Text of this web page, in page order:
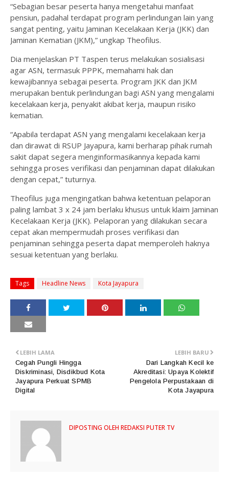
“Sebagian besar peserta hanya mengetahui manfaat
pensiun, padahal terdapat program perlindungan lain yang
sangat penting, yaitu Jaminan Kecelakaan Kerja (JKK) dan
Jaminan Kematian (JKM),” ungkap Theofilus.
Dia menjelaskan PT Taspen terus melakukan sosialisasi
agar ASN, termasuk PPPK, memahami hak dan
kewajibannya sebagai peserta. Program JKK dan JKM
merupakan bentuk perlindungan bagi ASN yang mengalami
kecelakaan kerja, penyakit akibat kerja, maupun risiko
kematian.
“Apabila terdapat ASN yang mengalami kecelakaan kerja
dan dirawat di RSUP Jayapura, kami berharap pihak rumah
sakit dapat segera menginformasikannya kepada kami
sehingga proses verifikasi dan penjaminan dapat dilakukan
dengan cepat,” tuturnya.
Theofilus juga mengingatkan bahwa ketentuan pelaporan
paling lambat 3 x 24 jam berlaku khusus untuk klaim Jaminan
Kecelakaan Kerja (JKK). Pelaporan yang dilakukan secara
cepat akan mempermudah proses verifikasi dan
penjaminan sehingga peserta dapat memperoleh haknya
sesuai ketentuan yang berlaku.
Tags Headline News Kota Jayapura
LEBIH BARU
Dari Langkah Kecil ke
Akreditasi: Upaya Kolektif
Pengelola Perpustakaan di
Kota Jayapura
LEBIH LAMA
Cegah Pungli Hingga
Diskriminasi, Disdikbud Kota
Jayapura Perkuat SPMB
Digital
DIPOSTING OLEH REDAKSI PUTER TV